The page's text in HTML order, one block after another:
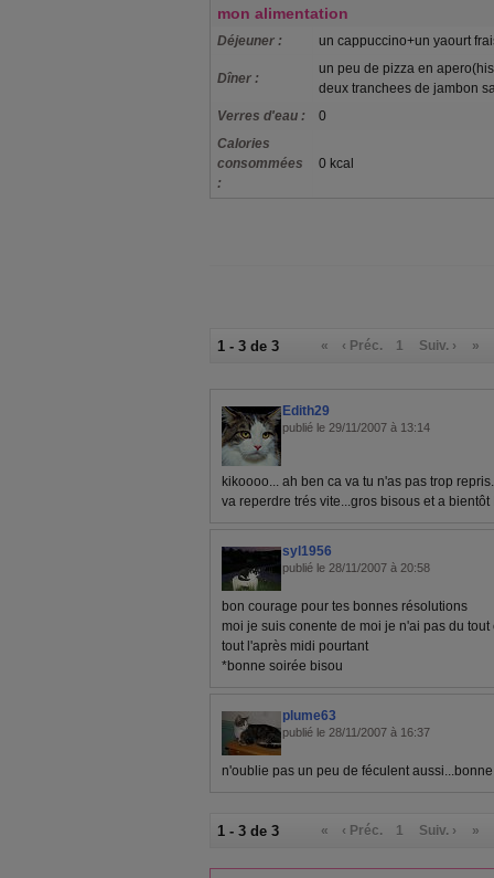
mon alimentation
Déjeuner : un cappuccino+un yaourt
Dîner :
un peu de pizza en
deux tranchees de jambon
Verres d'eau :
0
Calories
consommées
:
0 kcal
1 - 3 de 3 « ‹ Préc. 1 Suiv. › »
Edith29
publié le 29/11/2007 à 13:14
kikoooo... ah ben ca va tu n'as pas trop
va reperdre trés vite...gros bisous et a bientôt
syl1956
publié le 28/11/2007 à 20:58
bon courage pour tes bonnes résolutions
moi je suis conente de moi je n'ai pas du
tout l'après midi pourtant
*bonne soirée bisou
plume63
publié le 28/11/2007 à 16:37
n'oublie pas un peu de féculent
1 - 3 de 3 « ‹ Préc. 1 Suiv. › »